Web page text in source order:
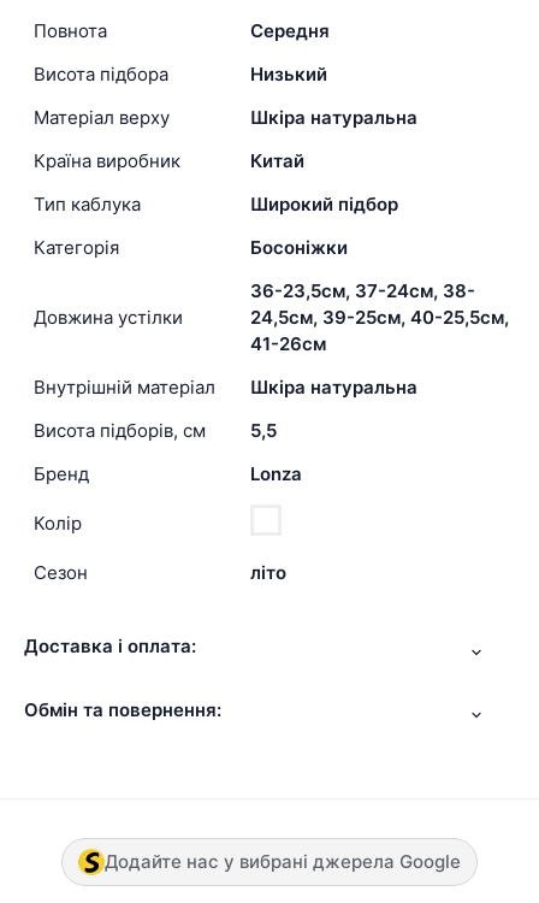
Повнота
Середня
Висота підбора
Низький
Матеріал верху
Шкіра натуральна
Країна виробник
Китай
Тип каблука
Широкий підбор
Категорія
Босоніжки
Довжина устілки
36-23,5см, 37-24см, 38-
24,5см, 39-25см, 40-25,5см,
41-26см
Внутрішній матеріал
Шкіра натуральна
Висота підборів, см
5,5
Бренд
Lonza
Колір
Сезон літо
Доставка і оплата:
Обмін та повернення:
Додайте нас у вибрані джерела Google